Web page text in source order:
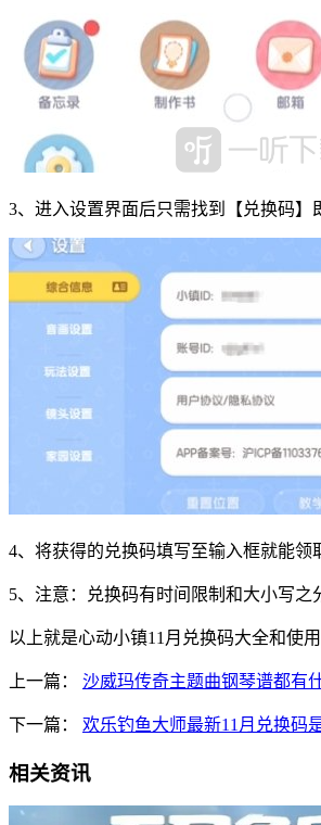
3、进入设置界面后只需找到【兑换码】
4、将获得的兑换码填写至输入框就能领
5、注意：兑换码有时间限制和大小写之
以上就是心动小镇11月兑换码大全和使
上一篇： 沙威玛传奇主题曲钢琴谱都有
下一篇： 欢乐钓鱼大师最新11月兑换码
相关资讯